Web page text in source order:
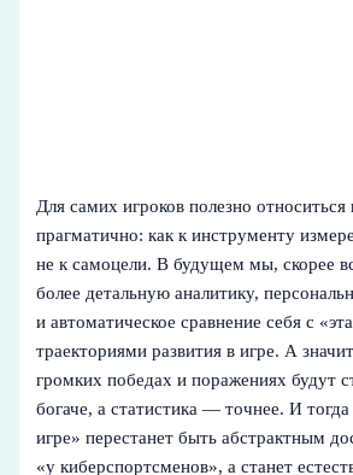
Для самих игроков полезно относиться
прагматично: как к инструменту
не к самоцели. В будущем мы, скорее
более детальную аналитику,
и автоматическое сравнение себя с
траекториями развития в игре. А
громких победах и поражениях будут
богаче, а статистика — точнее. И
игре» перестанет быть абстрактным
«у киберспортсменов», а станет